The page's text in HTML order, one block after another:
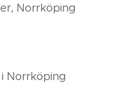
Norrköping
Norrköping